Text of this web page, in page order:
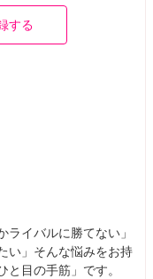
する
ライバルに勝てない」
い」そんな悩みをお持
目の手筋」です。